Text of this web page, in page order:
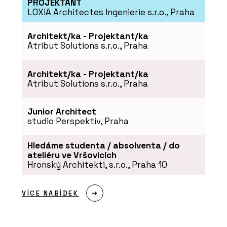
Okenní systémy Schüco AWS 75 PD.SI
PROJEKTANT
LOXIA Architectes Ingenierie s.r.o., Praha
Architekt/ka - Projektant/ka
Atribut Solutions s.r.o., Praha
Architekt/ka - Projektant/ka
Atribut Solutions s.r.o., Praha
Junior Architect
studio Perspektiv, Praha
Hledáme studenta / absolventa / do
ateliéru ve Vršovicích
Hronský Architekti, s.r.o., Praha 10
VÍCE NABÍDEK